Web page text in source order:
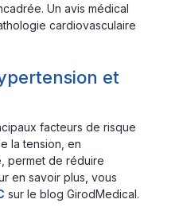
Un avis médical
cardiovasculaire
et
facteurs de risque
la tension, en
permet de réduire
en savoir plus, vous
sur le blog GirodMedical.